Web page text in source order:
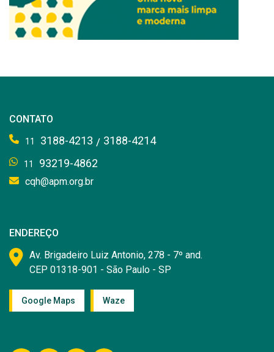
CONTATO
11 3188-4213 / 3188-4214
11 93219-4862
cqh@apm.org.br
ENDEREÇO
Av. Brigadeiro Luiz Antonio, 278 - 7º and.
CEP 01318-901 - São Paulo - SP
Google Maps Waze